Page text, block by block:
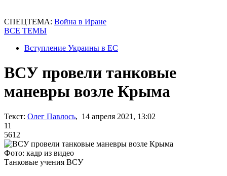
СПЕЦТЕМА: Война в Иране
ВСЕ ТЕМЫ
Вступление Украины в ЕС
ВСУ провели танковые
маневры возле Крыма
Текст: Олег Павлось, 14 апреля 2021, 13:02
11
5612
Фото: кадр из видео
Танковые учения ВСУ